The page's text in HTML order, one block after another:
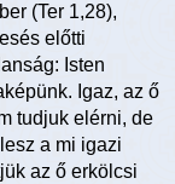
(Ter 1,28),
előtti
Isten
Igaz, az ő
tudjuk elérni, de
a mi igazi
az ő erkölcsi